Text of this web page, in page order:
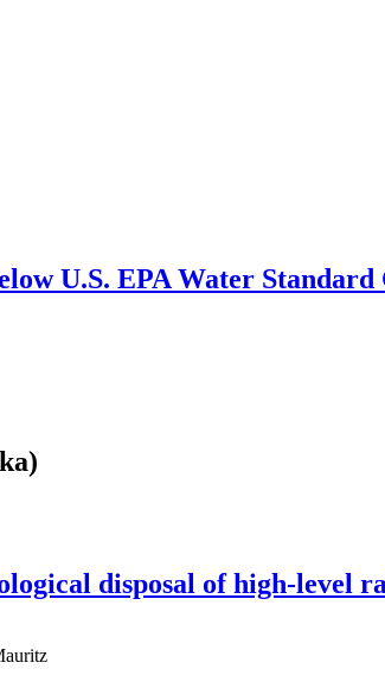
U.S. EPA Water Standard
disposal of high-level